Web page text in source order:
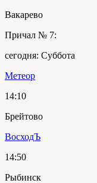
Вакарево
Причал № 7:
сегодня: Суббота
Метеор
14:10
Брейтово
ВосходЪ
14:50
Рыбинск